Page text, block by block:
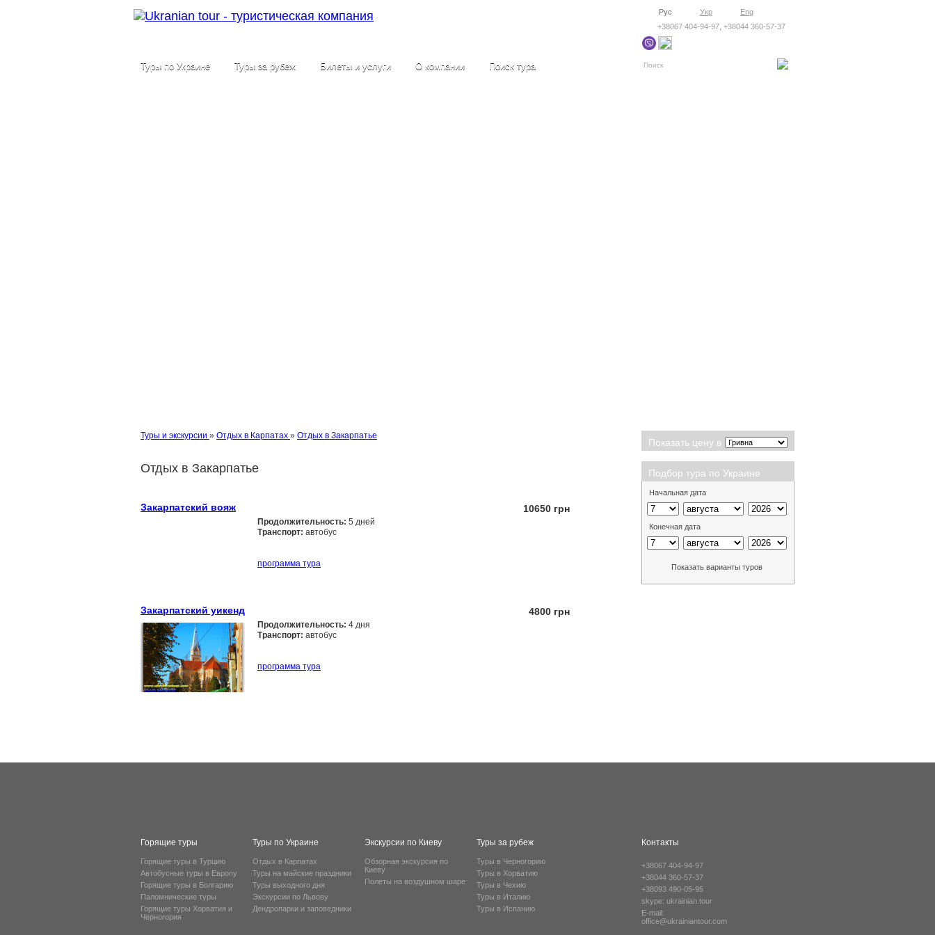
Рус Укр
Eng
+38067 404-94-97, +38044 360-57-37
Туры по Украине Туры за рубеж Билеты и услуги О компании Поиск тура
Туры и экскурсии » Отдых в Карпатах » Отдых в Закарпатье
Отдых в Закарпатье
Закарпатский вояж 10650 грн
Продолжительность: 5 дней
Транспорт: автобус
программа тура
Закарпатский уикенд 4800 грн
Продолжительность: 4 дня
Транспорт: автобус
программа тура
Показать цену в
Подбор тура по Украине
Начальная дата
Конечная дата
Горящие туры
Горящие туры в Турцию
Автобусные туры в Европу
Горящие туры в Болгарию
Паломнические туры
Горящие туры Хорватия и
Черногория
Туры по Украине
Отдых в Карпатах
Туры на майские праздники
Туры выходного дня
Экскурсии по Львову
Дендропарки и заповедники
Экскурсии по Киеву
Обзорная экскурсия по
Киеву
Полеты на воздушном шаре
Туры за рубеж
Туры в Черногорию
Туры в Хорватию
Туры в Чехию
Туры в Италию
Туры в Испанию
Контакты
+38067 404-94-97
+38044 360-57-37
+38093 490-05-95
skype: ukrainian.tour
E-mail:
office@ukrainiantour.com